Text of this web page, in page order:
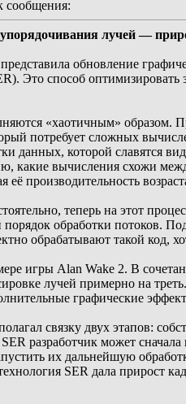
сообщения:
лучей —
обновление
Это способ
«хаотичным» образом.
потребует сложных
данных, которой славятся
какие вычисления схожи
производительность
теперь на этот
обработки потоков.
обрабатывают такой код,
игры Alan Wake 2. В
лучей примерно на
графические
связку двух этапов:
разработчик может сначала
их дальнейшую
SER дала прирост